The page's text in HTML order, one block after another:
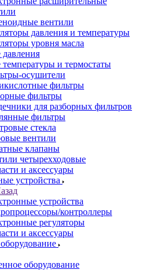
вентили
давления и температуры
уровня масла
давления
температуры и термостаты
осушители
фильтры
фильтры
для разборных фильтров
фильтры
стекла
вентили
клапаны
четырехходовые
и аксессуары
устройства
устройства
контроллеры
регуляторы
и аксессуары
оборудование